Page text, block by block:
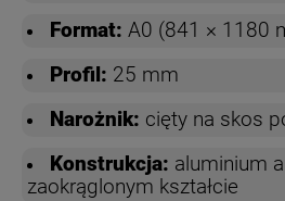
Format: A0 (841 × 1180
Profil: 25 mm
Narożnik: cięty na skos
Konstrukcja: aluminium
zaokrąglonym kształcie